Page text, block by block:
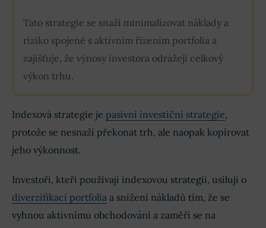
Tato strategie se snaží minimalizovat náklady a
riziko spojené s aktivním řízením portfolia a
zajišťuje, že výnosy investora odrážejí celkový
výkon trhu.
Indexová strategie je pasivní investiční strategie,
protože se nesnaží překonat trh, ale naopak kopírovat
jeho výkonnost.
Investoři, kteří používají indexovou strategii, usilují o
diverzifikaci portfolia a snížení nákladů tím, že se
vyhnou aktivnímu obchodování a zaměří se na